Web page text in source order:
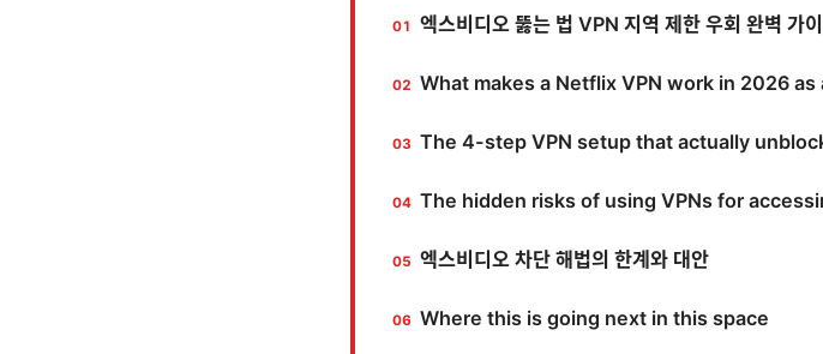
엑스비디오 뚫는 법 VPN 지역 제한 우회 완벽 가
What makes a Netflix VPN work in 2026 as
The 4-step VPN setup that actually
The hidden risks of using VPNs for
엑스비디오 차단 해법의 한계와 대안
Where this is going next in this space